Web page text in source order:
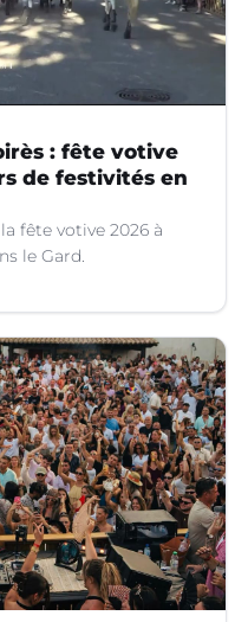
: fête votive
de festivités en
fête votive 2026 à
le Gard.